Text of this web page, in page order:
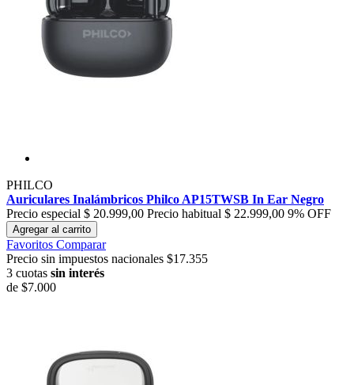
PHILCO
Auriculares Inalámbricos Philco AP15TWSB In Ear Negro
Precio especial $ 20.999,00 Precio habitual $ 22.999,00 9% OFF
Agregar al carrito
Favoritos Comparar
Precio sin impuestos nacionales $17.355
3 cuotas sin interés
de $7.000